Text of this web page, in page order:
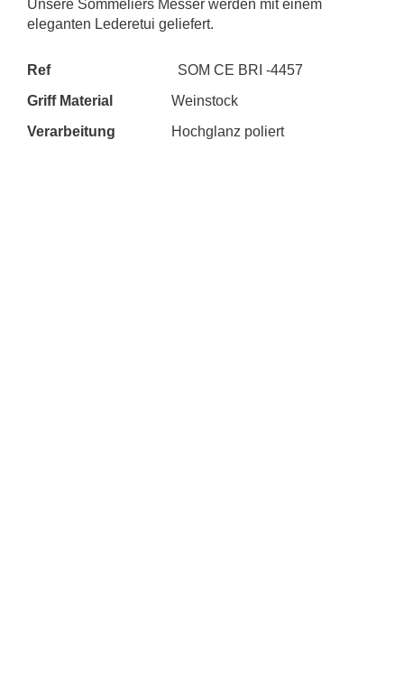
Unsere Sommeliers Messer werden mit einem
eleganten Lederetui geliefert.
Ref
SOM CE BRI -4457
Griff Material
Weinstock
Verarbeitung
Hochglanz poliert